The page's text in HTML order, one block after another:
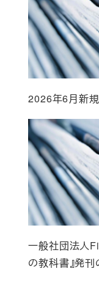
2026年6月新
一般社団法人
の教科書』発